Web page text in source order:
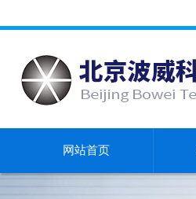
网站首页